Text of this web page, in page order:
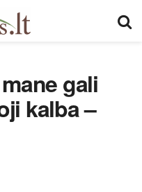
gali
kalba –